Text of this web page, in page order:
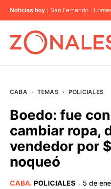
Noticias hoy San Fernando
BUENOS AIRES
PROVINCIAS
CABA · TEMAS · POLICIALES
Boedo: fue
cambiar ropa,
vendedor por
noqueó
CABA. POLICIALES · 5 de